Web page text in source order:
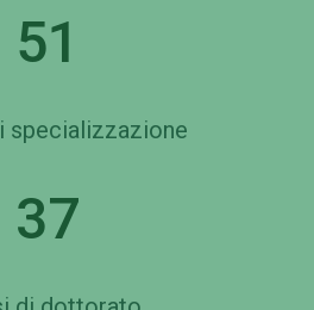
51
specializzazione
37